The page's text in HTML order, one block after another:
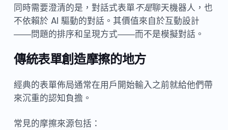
同時需要澄清的是，對話式表單不是聊天機器人，也
不依賴於 AI 驅動的對話。其價值來自於互動設計
——問題的排序和呈現方式——而不是模擬對話。
傳統表單創造摩擦的地方
經典的表單佈局通常在用戶開始輸入之前就給他們帶
來沉重的認知負擔。
常見的摩擦來源包括：